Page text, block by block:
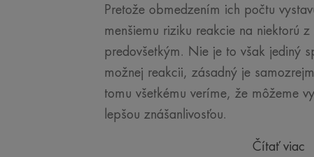
Pretože obmedzením ich počtu
menšiemu riziku reakcie na niektorú
predovšetkým. Nie je to však jediný
možnej reakcii, zásadný je
tomu všetkému veríme, že môžeme
lepšou znášanlivosťou.
Čítať viac